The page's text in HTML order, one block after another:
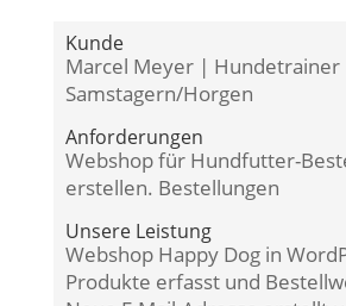
Kunde
Marcel Meyer | Hundetrainer
Samstagern/Horgen
Anforderungen
Webshop für Hundfutter-
erstellen. Bestellungen
Unsere Leistung
Webshop Happy Dog in
Produkte erfasst und